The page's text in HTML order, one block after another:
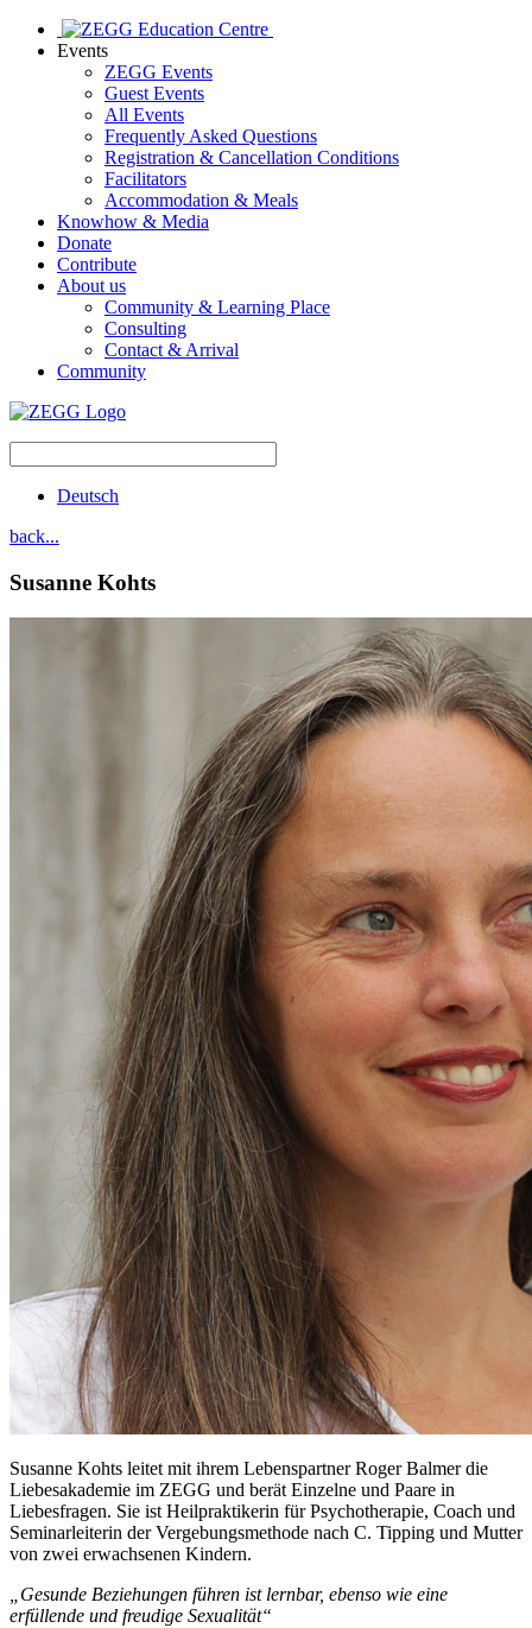
Events
ZEGG Events
Guest Events
All Events
Frequently Asked Questions
Registration & Cancellation Conditions
Facilitators
Accommodation & Meals
Knowhow & Media
Donate
Contribute
About us
Community & Learning Place
Consulting
Contact & Arrival
Community
Deutsch
back...
Susanne Kohts
Susanne Kohts leitet mit ihrem Lebenspartner Roger Balmer die
Liebesakademie im ZEGG und berät Einzelne und Paare in
Liebesfragen. Sie ist Heilpraktikerin für Psychotherapie, Coach und
Seminarleiterin der Vergebungsmethode nach C. Tipping und Mutter
von zwei erwachsenen Kindern.
„Gesunde Beziehungen führen ist lernbar, ebenso wie eine
erfüllende und freudige Sexualität“